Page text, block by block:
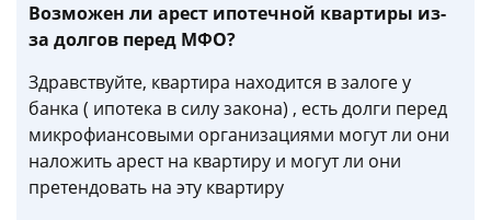
Возможен ли арест ипотечной квартиры из-
за долгов перед МФО?
Здравствуйте, квартира находится в залоге у
банка ( ипотека в силу закона) , есть долги перед
микрофиансовыми организациями могут ли они
наложить арест на квартиру и могут ли они
претендовать на эту квартиру